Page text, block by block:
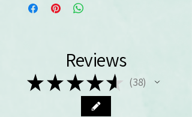
Reviews
★ ★★★★ 38
38